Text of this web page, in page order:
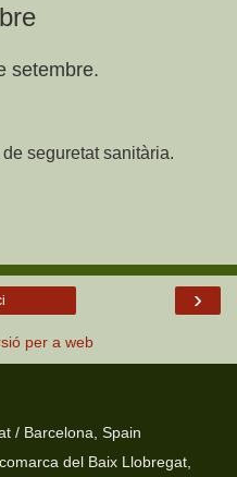
setembre.
seguretat sanitària.
›
per a web
/ Barcelona, Spain
del Baix Llobregat,